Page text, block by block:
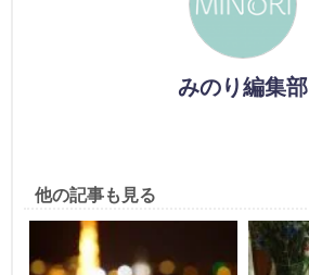
みのり編集部
他の記事も見る